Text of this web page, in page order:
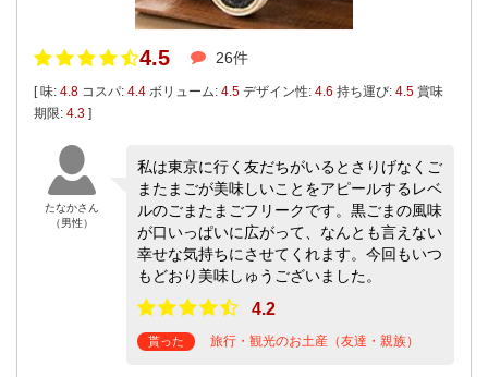
4.5 26件
[ 味: 4.8 コスパ: 4.4 ボリューム: 4.5 デザイン性: 4.6 持ち運び: 4.5 賞味
期限: 4.3 ]
たなかさん
（男性）
私は東京に行く友だちがいるとさりげなくご
またまごが美味しいことをアピールするレベ
ルのごまたまごフリークです。黒ごまの風味
が口いっぱいに広がって、なんとも言えない
幸せな気持ちにさせてくれます。今回もいつ
もどおり美味しゅうございました。
4.2
貰った 旅行・観光のお土産（友達・親族）